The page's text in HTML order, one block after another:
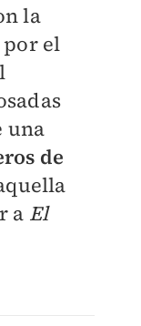
la
el
una
de
a El